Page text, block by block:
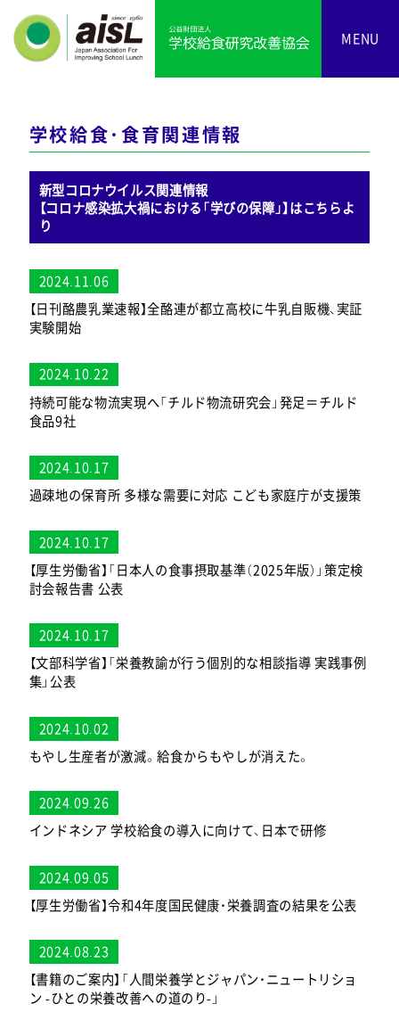
MENU
学校給食・食育関連情報
新型コロナウイルス関連情報
【コロナ感染拡大禍における「学びの保障」】はこちらよ
り
2024.11.06
【日刊酪農乳業速報】全酪連が都立高校に牛乳自販機、実証
実験開始
2024.10.22
持続可能な物流実現へ「チルド物流研究会」発足＝チルド
食品9社
2024.10.17
過疎地の保育所 多様な需要に対応 こども家庭庁が支援策
2024.10.17
【厚生労働省】「日本人の食事摂取基準（2025年版）」策定検
討会報告書 公表
2024.10.17
【文部科学省】「栄養教諭が行う個別的な相談指導 実践事例
集」公表
2024.10.02
もやし生産者が激減。給食からもやしが消えた。
2024.09.26
インドネシア 学校給食の導入に向けて、日本で研修
2024.09.05
【厚生労働省】令和4年度国民健康・栄養調査の結果を公表
2024.08.23
【書籍のご案内】「人間栄養学とジャパン・ニュートリショ
ン -ひとの栄養改善への道のり-」